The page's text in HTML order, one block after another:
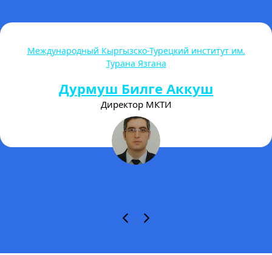
Высшая школа магистратуры
Бегимкуловна
Директор магистратуры